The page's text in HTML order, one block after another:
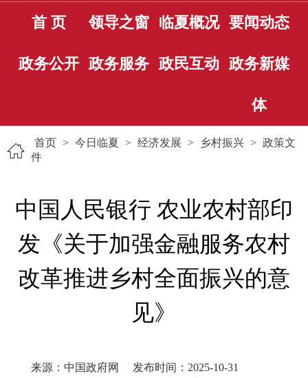
首 页 领导之窗 临夏概况 要闻动态
政务公开 政务服务 政民互动 政务新媒
体
首页 > 今日临夏 > 经济发展 > 乡村振兴 > 政策文
件
中国人民银行 农业农村部印
发《关于加强金融服务农村
改革推进乡村全面振兴的意
见》
来源：中国政府网
发布时间：2025-10-31